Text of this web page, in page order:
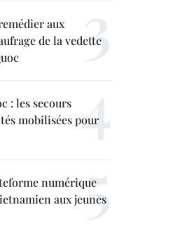
aux
de la vedette
: les secours
mobilisées pour
numérique
aux jeunes